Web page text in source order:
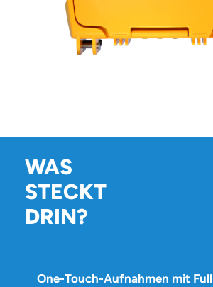
WAS
STECKT
DRIN?
One-Touch-Aufnahmen mit